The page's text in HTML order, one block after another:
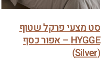
סט מצעי פרקל שטוף
HYGGE – אפור כסף
(Silver)